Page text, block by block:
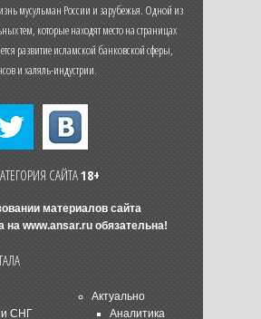
мусульман России и зарубежья. Одной из
тем, которые находят место на страницах
развитие исламской банковской сферы,
и халяль-индустрии.
САЙТА18+
материалов сайта
на www.ansar.ruобязательна!
СНГ
Актуально
Аналитика